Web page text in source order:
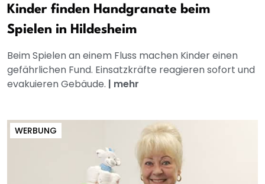
Kinder finden Handgranate beim
Spielen in Hildesheim
Beim Spielen an einem Fluss machen Kinder einen
gefährlichen Fund. Einsatzkräfte reagieren sofort und
evakuieren Gebäude. | mehr
WERBUNG